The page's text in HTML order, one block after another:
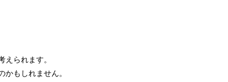
られます。
もしれません。